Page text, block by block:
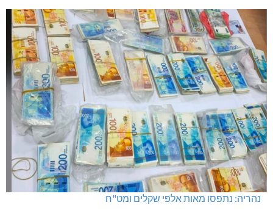
נהריה: נתפסו מאות אלפי שקלים ומט"ח